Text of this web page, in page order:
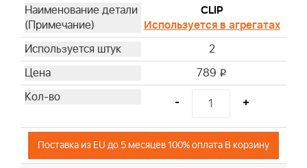
CLIP
Используется в агрегатах
2
789 i
- +
Поставка из EU до 5 месяцев 100% оплата В корзину